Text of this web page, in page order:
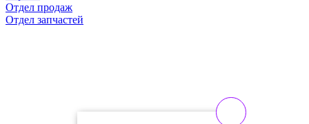
Отдел продаж
Отдел запчастей